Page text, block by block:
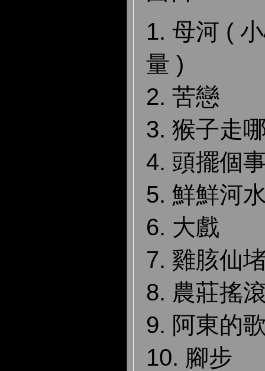
1. 母河 (
量 )
2. 苦戀
3. 猴子走
4. 頭擺個
5. 鮮鮮河
6. 大戲
7. 雞胲仙
8. 農莊搖
9. 阿東的
10. 腳步